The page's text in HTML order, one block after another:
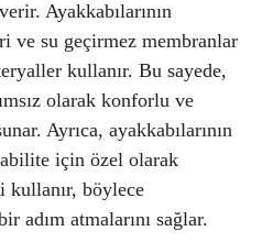
Ayakkabılarının
ve su geçirmez membranlar
kullanır. Bu sayede,
olarak konforlu ve
Ayrıca, ayakkabılarının
için özel olarak
kullanır, böylece
adım atmalarını sağlar.